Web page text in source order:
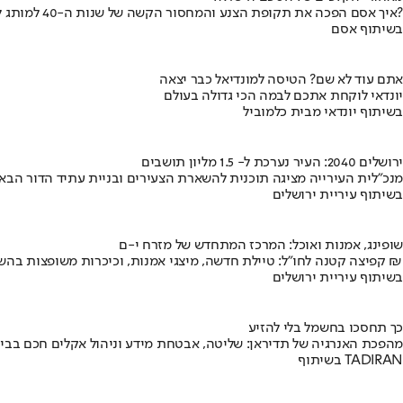
איך אסם הפכה את תקופת הצנע והמחסור הקשה של שנות ה-40 למותג לאומי?
בשיתוף אסם
אתם עוד לא שם? הטיסה למונדיאל כבר יצאה
יונדאי לוקחת אתכם לבמה הכי גדולה בעולם
בשיתוף יונדאי מבית כלמוביל
ירושלים 2040: העיר נערכת ל- 1.5 מליון תושבים
מנכ"לית העירייה מציגה תוכנית להשארת הצעירים ובניית עתיד הדור
בשיתוף עיריית ירושלים
שופינג, אמנות ואוכל: המרכז המתחדש של מזרח י-ם
קפיצה קטנה לחו"ל: טיילת חדשה, מיצגי אמנות, וכיכרות משופצות בהשקעה של 100 מיליון ₪
בשיתוף עיריית ירושלים
כך תחסכו בחשמל בלי להזיע
מהפכת האנרגיה של תדיראן: שליטה, אבטחת מידע וניהול אקלים חכם
בשיתוף TADIRAN